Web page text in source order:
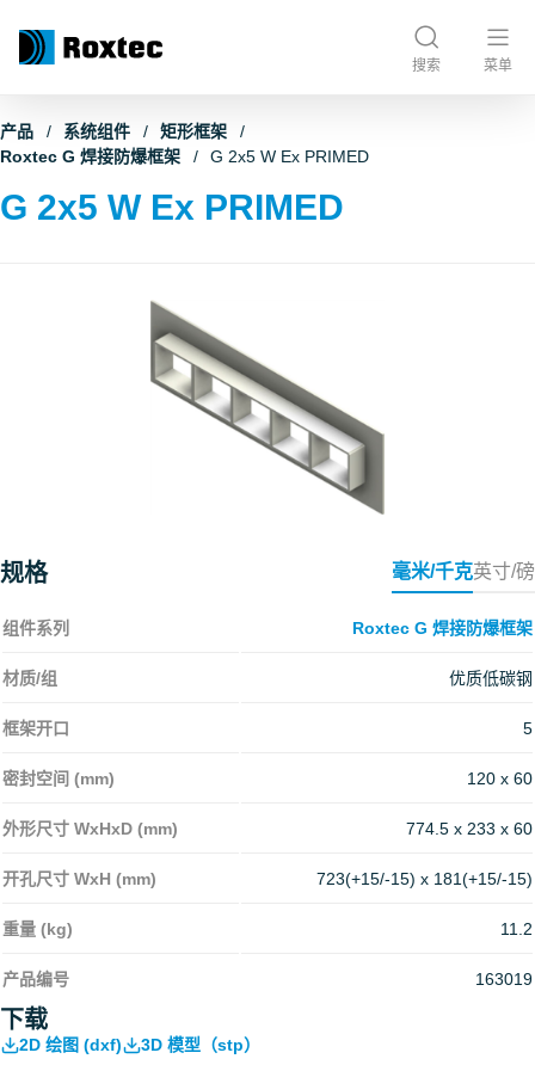
搜索 菜单
产品 系统组件
矩形框架
Roxtec G 焊接防爆框架
G 2x5 W Ex PRIMED
G 2x5 W Ex PRIMED
规格 毫米/千克英寸/磅
组件系列 Roxtec G 焊接防爆框架
材质/组 优质低碳钢
框架开口 5
密封空间 (mm) 120 x 60
外形尺寸 WxHxD (mm) 774.5 x 233 x 60
开孔尺寸 WxH (mm) 723(+15/-15) x 181(+15/-15)
重量 (kg) 11.2
产品编号 163019
下载
2D 绘图 (dxf) 3D 模型（stp）